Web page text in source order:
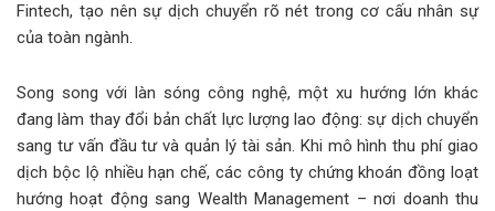
Fintech, tạo nên sự dịch chuyển rõ nét trong cơ cấu nhân sự
của toàn ngành.
Song song với làn sóng công nghệ, một xu hướng lớn khác
đang làm thay đổi bản chất lực lượng lao động: sự dịch chuyển
sang tư vấn đầu tư và quản lý tài sản. Khi mô hình thu phí giao
dịch bộc lộ nhiều hạn chế, các công ty chứng khoán đồng loạt
hướng hoạt động sang Wealth Management – nơi doanh thu